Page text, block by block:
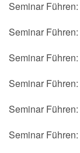
Seminar Führen:
Seminar Führen:
Seminar Führen:
Seminar Führen:
Seminar Führen:
Seminar Führen: